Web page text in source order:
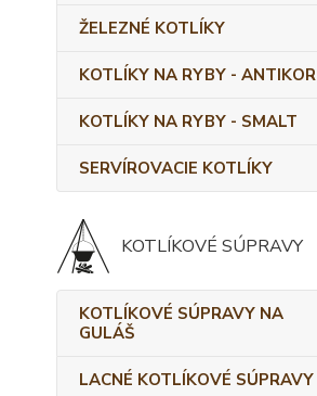
ŽELEZNÉ KOTLÍKY
KOTLÍKY NA RYBY - ANTIKOR
KOTLÍKY NA RYBY - SMALT
SERVÍROVACIE KOTLÍKY
KOTLÍKOVÉ SÚPRAVY
KOTLÍKOVÉ SÚPRAVY NA
GULÁŠ
LACNÉ KOTLÍKOVÉ SÚPRAVY